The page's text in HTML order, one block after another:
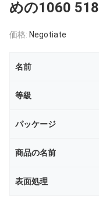
めの1060
価格: Negotiate
名前
等級
パッケージ
商品の名前
表面処理